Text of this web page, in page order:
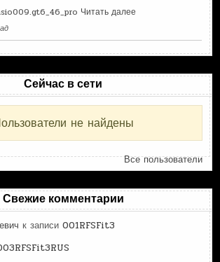
Читать далее
Сейчас в сети
не найдены
Все пользователи
Свежие комментарии
к записи001RFSFit3